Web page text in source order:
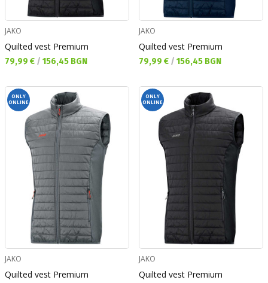
JAKO
Quilted vest Premium
Текуща цена:
79,99 € / 156,45 BGN
JAKO
Quilted vest Premium
Текуща цена:
79,99 € / 156,45 BGN
ONLY
ONLINE
JAKO
Quilted vest Premium
ONLY
ONLINE
JAKO
Quilted vest Premium